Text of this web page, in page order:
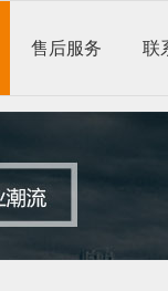
售后服务 联